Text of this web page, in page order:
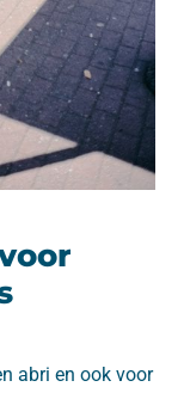
abri en ook voor